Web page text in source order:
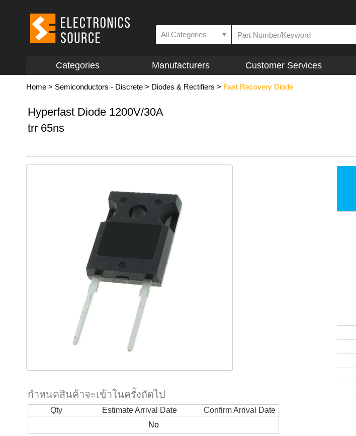
All Categories ▼
Categories Manufacturers Customer Services
Home > Semiconductors - Discrete > Diodes & Rectifiers > Fast Recovery Diode
Hyperfast Diode 1200V/30A
trr 65ns
กำหนดสินค้าจะเข้าในครั้งถัดไป
Qty Estimate Arrival Date
Confirm Arrival Date
No